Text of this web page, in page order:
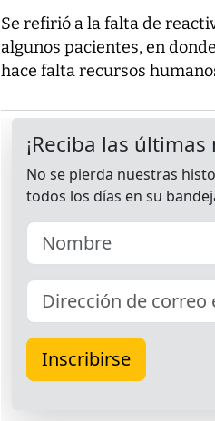
Se refirió a la falta de
algunos pacientes, en
hace falta recursos